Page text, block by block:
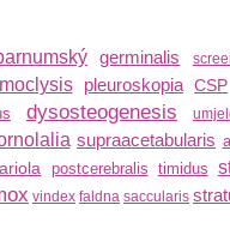
germinalis
pleuroskopia CSP
dysosteogenesis
supraacetabularis
postcerebralis timidus
vindex faldna saccularis